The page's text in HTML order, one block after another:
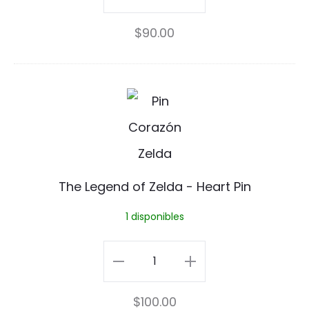
i
s
e
Pin
cantidad
$90.00
T
h
e
g
n
d
The Legend of Zelda - Heart Pin
1 disponibles
The
Legend
$100.00